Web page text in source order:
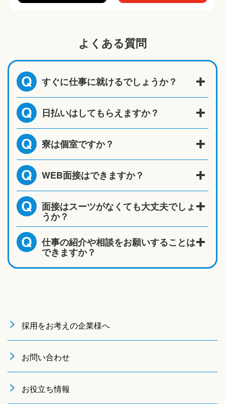
よくある質問
Q すぐに仕事に就けるでしょうか？
Q 日払いはしてもらえますか？
Q 寮は個室ですか？
Q WEB面接はできますか？
Q 面接はスーツがなくても大丈夫でしょ
うか？
Q 仕事の紹介や相談をお願いすることは
できますか？
採用をお考えの企業様へ
お問い合わせ
お役立ち情報